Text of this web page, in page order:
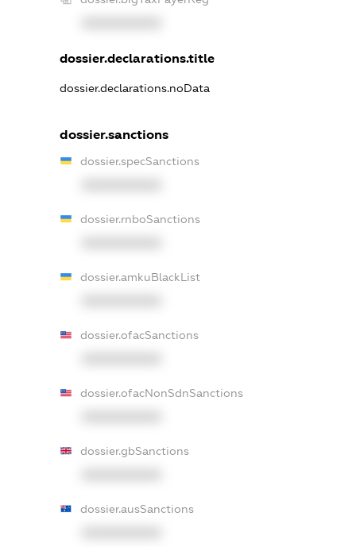
dossier.declarations.title
dossier.declarations.noData
dossier.sanctions
dossier.specSanctions
dossier.rnboSanctions
dossier.amkuBlackList
dossier.ofacSanctions
dossier.ofacNonSdnSanctions
dossier.gbSanctions
dossier.ausSanctions